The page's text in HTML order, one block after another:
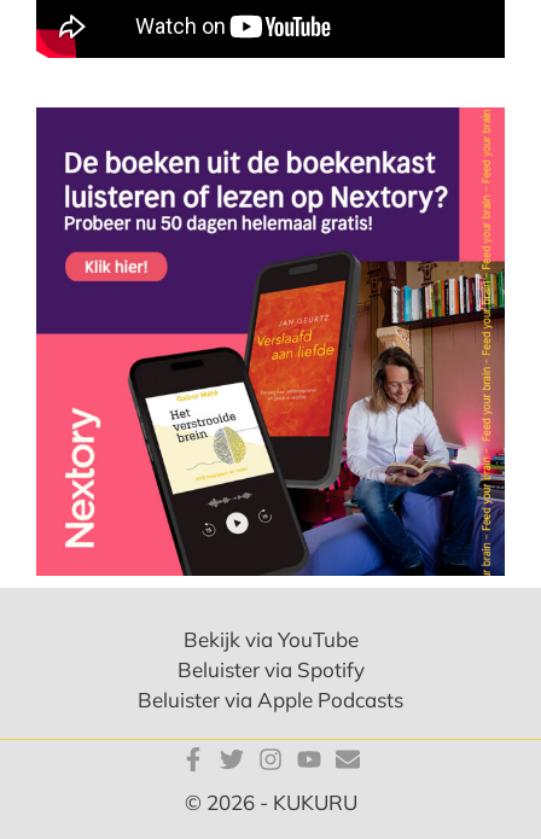
Bekijk via YouTube
Beluister via Spotify
Beluister via Apple Podcasts
© 2026 - KUKURU